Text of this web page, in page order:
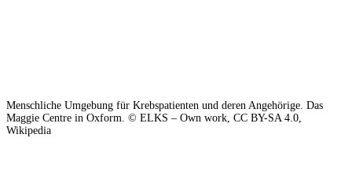
Menschliche Umgebung für Krebspatienten und deren Angehörige. Das
Maggie Centre in Oxform. © ELKS – Own work, CC BY-SA 4.0,
Wikipedia